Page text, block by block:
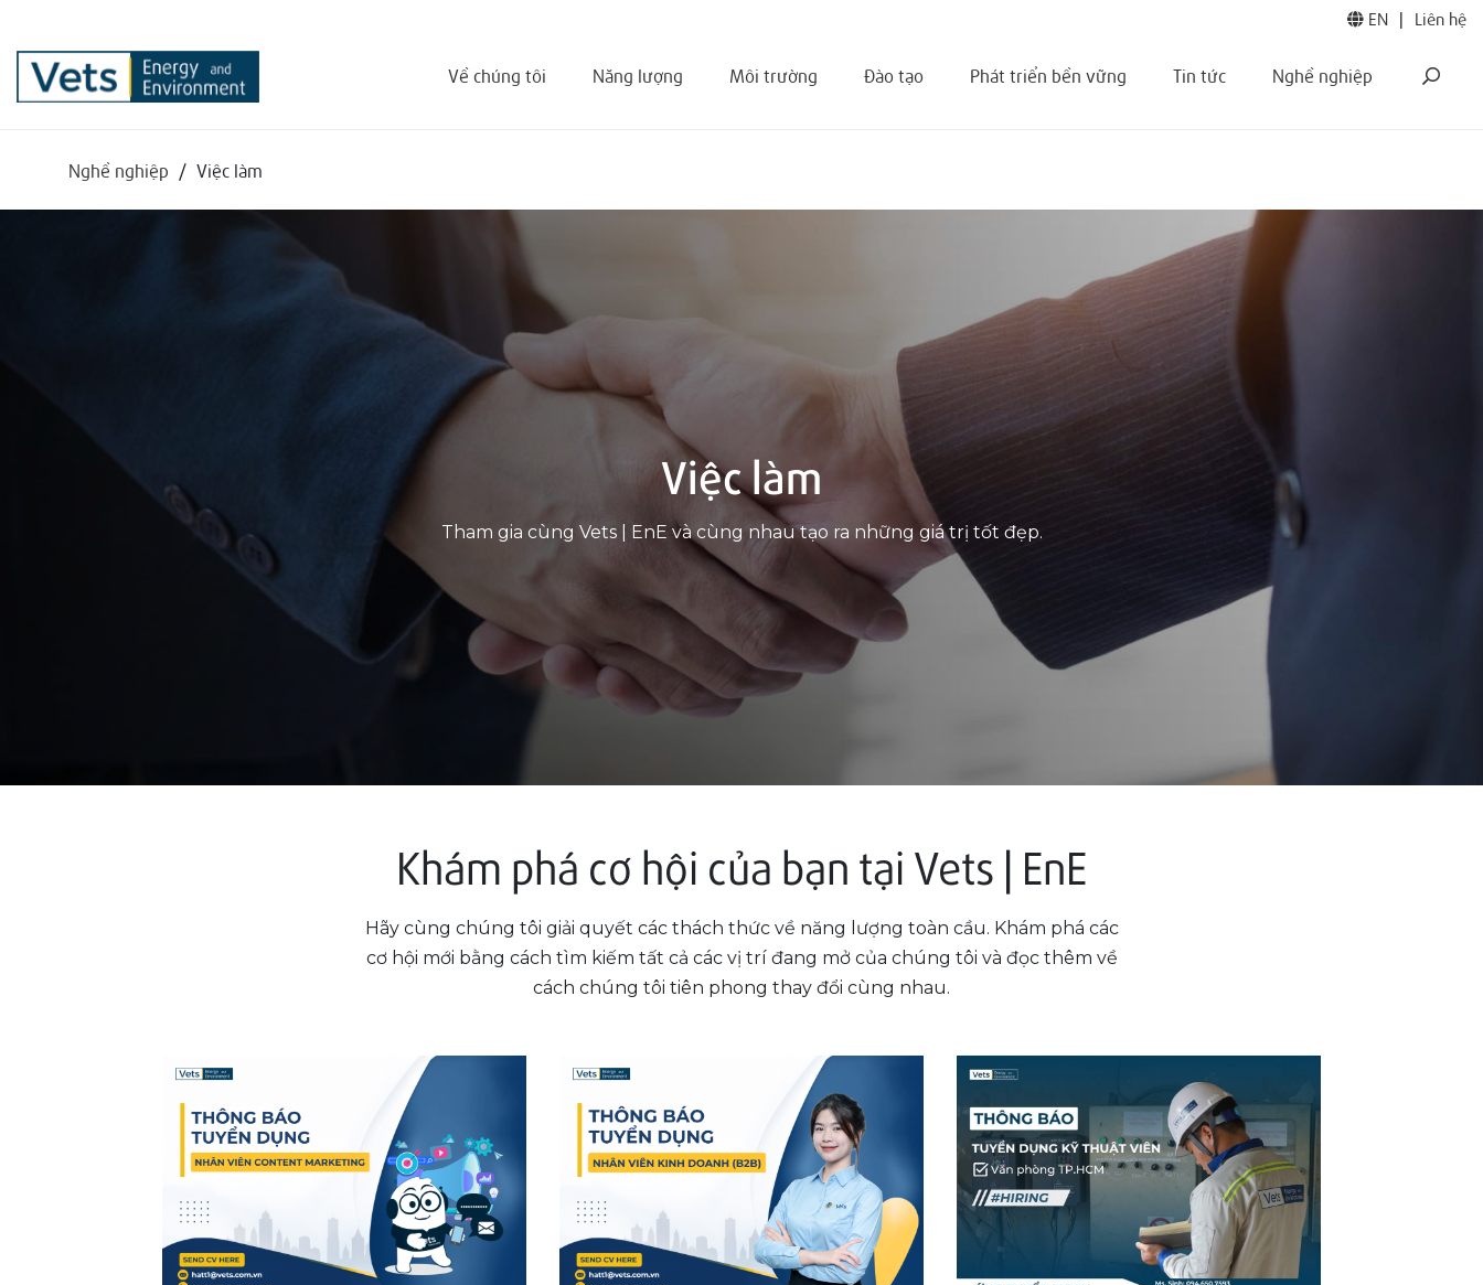
EN | Liên hệ
Về chúng tôi Năng lượng Môi trường Đào tạo Phát triển bền vững Tin tức Nghề nghiệp
Nghề nghiệp / Việc làm
Việc làm
Tham gia cùng Vets | EnE và cùng nhau tạo ra những giá trị tốt đẹp.
Khám phá cơ hội của bạn tại Vets | EnE
Hãy cùng chúng tôi giải quyết các thách thức về năng lượng toàn cầu. Khám phá các
cơ hội mới bằng cách tìm kiếm tất cả các vị trí đang mở của chúng tôi và đọc thêm về
cách chúng tôi tiên phong thay đổi cùng nhau.